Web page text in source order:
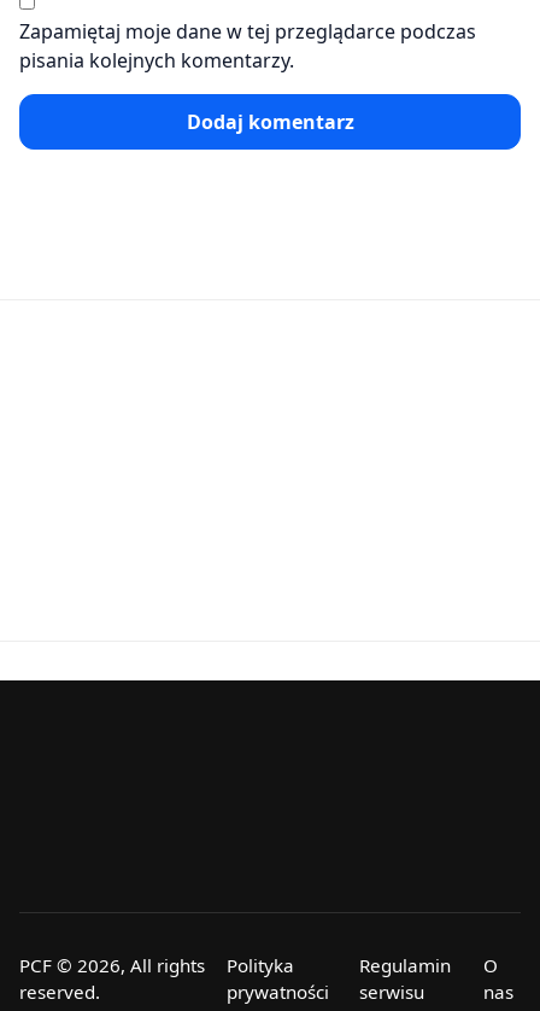
Zapamiętaj moje dane w tej przeglądarce podczas
pisania kolejnych komentarzy.
Dodaj komentarz
PCF © 2026, All rights
reserved.
Polityka
prywatności
Regulamin
serwisu
O
nas